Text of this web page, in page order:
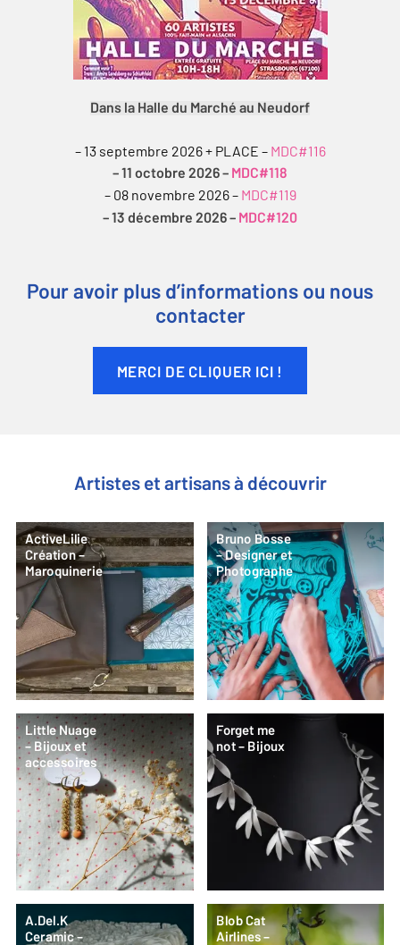
Dans la Halle du Marché au Neudorf
– 13 septembre 2026 + PLACE – MDC#116
– 11 octobre 2026 – MDC#118
– 08 novembre 2026 – MDC#119
– 13 décembre 2026 – MDC#120
Pour avoir plus d’informations ou nous
contacter
MERCI DE CLIQUER ICI !
Artistes et artisans à découvrir
ActiveLilie
Création –
Maroquinerie
Bruno Bosse
– Designer et
Photographe
Little Nuage
– Bijoux et
accessoires
Forget me
not – Bijoux
A.Del.K
Ceramic –
Blob Cat
Airlines –